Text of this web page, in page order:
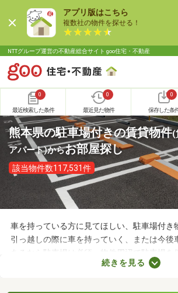
アプリ版はこちら
複数社の物件を探せる！
NTTグループ運営の不動産総合サイト goo住宅・不動産
0
最近検索した条件
0
最近見た物件
0
保存した条
熊本県の駐車場付きの賃貸物件(
アパート)からお部屋探し
該当物件数117,531件
車を持っている方に見てほしい、駐車場付き
引っ越しの際に車を持っていく、または今後
あるなら駐車場は必須。物件周辺で駐車場を
すが、月々の費用が割高になる恐れもありま
続きを見る